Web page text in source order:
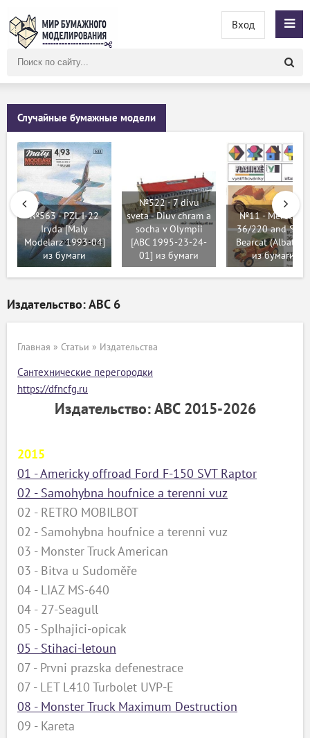
сайту
Вход
Случайные бумажные модели
№563 - PZL I-22
Iryda [Maly
Modelarz 1993-04]
из бумаги
№522 - 7 divu
sveta - Diuv chram a
socha v Olympii
[ABC 1995-23-24-
01] из бумаги
№11 - Mercedes
36/220 and Stutz
Bearcat (Albatros)
из бумаги
Издательство: АВС 6
Главная » Статьи » Издательства
Сантехнические перегородки
https://dfncfg.ru
Издательство: АВС 2015-2026
2015
01 - Americky offroad Ford F-150 SVT Raptor
02 - Samohybna houfnice a terenni vuz
02 - RETRO MOBILBOT
02 - Samohybna houfnice a terenni vuz
03 - Monster Truck American
03 - Bitva u Sudoměře
04 - LIAZ MS-640
04 - 27-Seagull
05 - Splhajici-opicak
05 - Stihaci-letoun
07 - Prvni prazska defenestrace
07 - LET L410 Turbolet UVP-E
08 - Monster Truck Maximum Destruction
09 - Kareta